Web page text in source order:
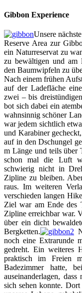
Gibbon Experience
Unsere
Reserve Area zur
ein Naturreservat zu
zu bewältigen und am
den Baumwipfeln zu
Nach einem frühen
auf der Ladefläche
zwei – bis
bot sich dabei ein
wahnsinnig schöner
war jedem sichtlich
und Karabiner
auf in den Dschungel
m Länge und teils über
schon mal die Luft
schwierig nicht in
Zipline zu bleiben.
raus. Im weiteren
verschieden langen
Ziel war am Ende des
Zipline erreichbar war.
über ein dicht
Bergketten.
noch eine Extrarunde
gedreht. Ein weiteres
praktisch im Freien
Badezimmer hatte,
auseinanderlagen,
sich sehen konnte.